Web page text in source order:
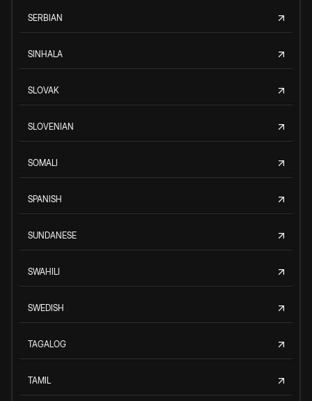
SERBIAN
SINHALA
SLOVAK
SLOVENIAN
SOMALI
SPANISH
SUNDANESE
SWAHILI
SWEDISH
TAGALOG
TAMIL